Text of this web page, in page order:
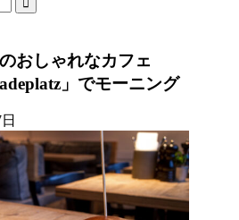
おしゃれなカフェ
」でモーニング